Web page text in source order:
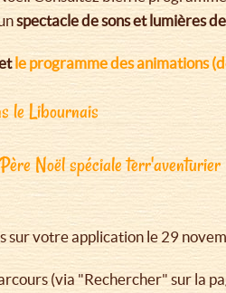
spectacle de sons et lumières
le programme des animations
le Libournais
Noël spéciale terr'aventurier
sur votre application le 29
(via "Rechercher" sur la